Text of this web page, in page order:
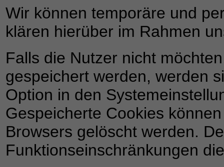
Wir können temporäre und
klären hierüber im Rahmen
Falls die Nutzer nicht
gespeichert werden, werden
Option in den
Gespeicherte Cookies
Browsers gelöscht werden.
Funktionseinschränkungen